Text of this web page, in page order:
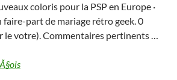
coloris pour la PSP en Europe ·
faire-part de mariage rétro geek. 0
le votre). Commentaires pertinents …